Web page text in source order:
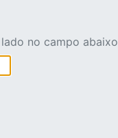
no campo abaixo